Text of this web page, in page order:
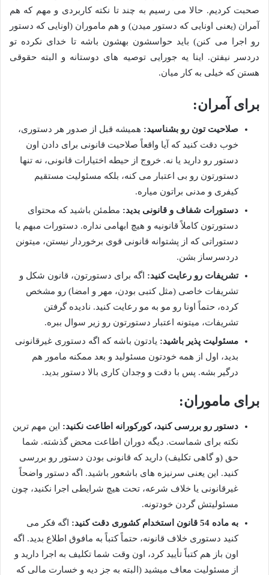
صحبت کردیم. حالا می رسیم به چند تا نکته کاربردی و مهم که هم
آمران (یعنی اونایی که دستور میدن) و هم ماموران (اونایی که دستور
رو اجرا می کنن) باید حواسشون بهشون باشه تا خدای نکرده تو
دردسر نیفتن. اینا یه جورایی توصیه های دوستانه و البته حقوقی
هستن که خیلی به کار میان.
برای آمران:
صلاحیت تون رو بشناسید: همیشه قبل از صدور هر دستوری،
خوب دقت کنید که آیا واقعاً صلاحیت قانونی برای دادن اون
دستور رو دارید یا نه. خروج از حیطه اختیارات قانونی، نه تنها
دستورتون رو بی اعتبار می کنه، بلکه مسئولیت مستقیم
کیفری و مدنی براتون میاره.
دستورات شفاف و قانونی بدید: مطمئن باشید که محتوای
دستورتون کاملاً قانونیه و هیچ ابهامی نداره. دستورات مبهم یا
دستوراتی که از پشتوانه قانونی قوی برخوردار نیستن، میتونن
دردسرساز بشن.
تشریفات رو رعایت کنید: اگه برای دستورتون، قانون شکل و
تشریفات خاصی (مثل کتبی بودن، مهر و امضا) رو مشخص
کرده، حتماً اونا رو مو به مو رعایت کنید. نادیده گرفتن
تشریفات، میتونه اعتبار دستورتون رو زیر سوال ببره.
مسئولیت پذیر باشید: یادتون باشه که اگه دستوری غیرقانونی
بدید، اول از همه خودتون مسئولید و بعد ممکنه مامور هم
درگیر بشه. پس با دقت و وجدان کاری بالا دستور بدید.
برای ماموران:
دستور رو بررسی کنید، کورکورانه اطاعت نکنید: این مهم ترین
نکته برای شماست. دیگه دوران اطاعت محض گذشته. شما
حق (و گاهی تکلیف) دارید که قانونی بودن دستور رو بررسی
کنید. این یعنی سرنیزه های باشعور باشید. اگه دستور واضحاً
غیرقانونی یا خلاف شرعه، تحت هیچ شرایطی اجرا نکنید، چون
مسئولیتش گردن خودتونه.
به ماده 54 قانون استخدام کشوری دقت کنید:
اگه فکر می
کنید دستوری خلاف قانونه، حتماً کتباً به مافوق اطلاع بدید. اگه
اون باز هم کتباً تأیید کرد، اون وقت شما تکلیف به اجرا دارید و
از مسئولیت معاف میشید (البته به جز دیه و خسارت مالی که